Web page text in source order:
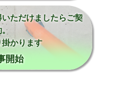
ただけましたらご契
かります
開始